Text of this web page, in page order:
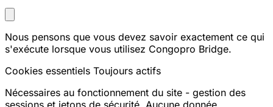
Nous pensons que vous devez savoir exactement ce qui
s'exécute lorsque vous utilisez Congopro Bridge.
Cookies essentiels Toujours actifs
Nécessaires au fonctionnement du site - gestion des
sessions et jetons de sécurité. Aucune donnée